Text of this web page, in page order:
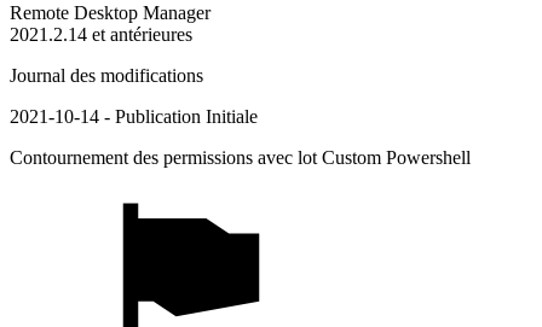
Remote Desktop Manager
2021.2.14 et antérieures
Journal des modifications
2021-10-14 - Publication Initiale
Contournement des permissions avec lot Custom Powershell